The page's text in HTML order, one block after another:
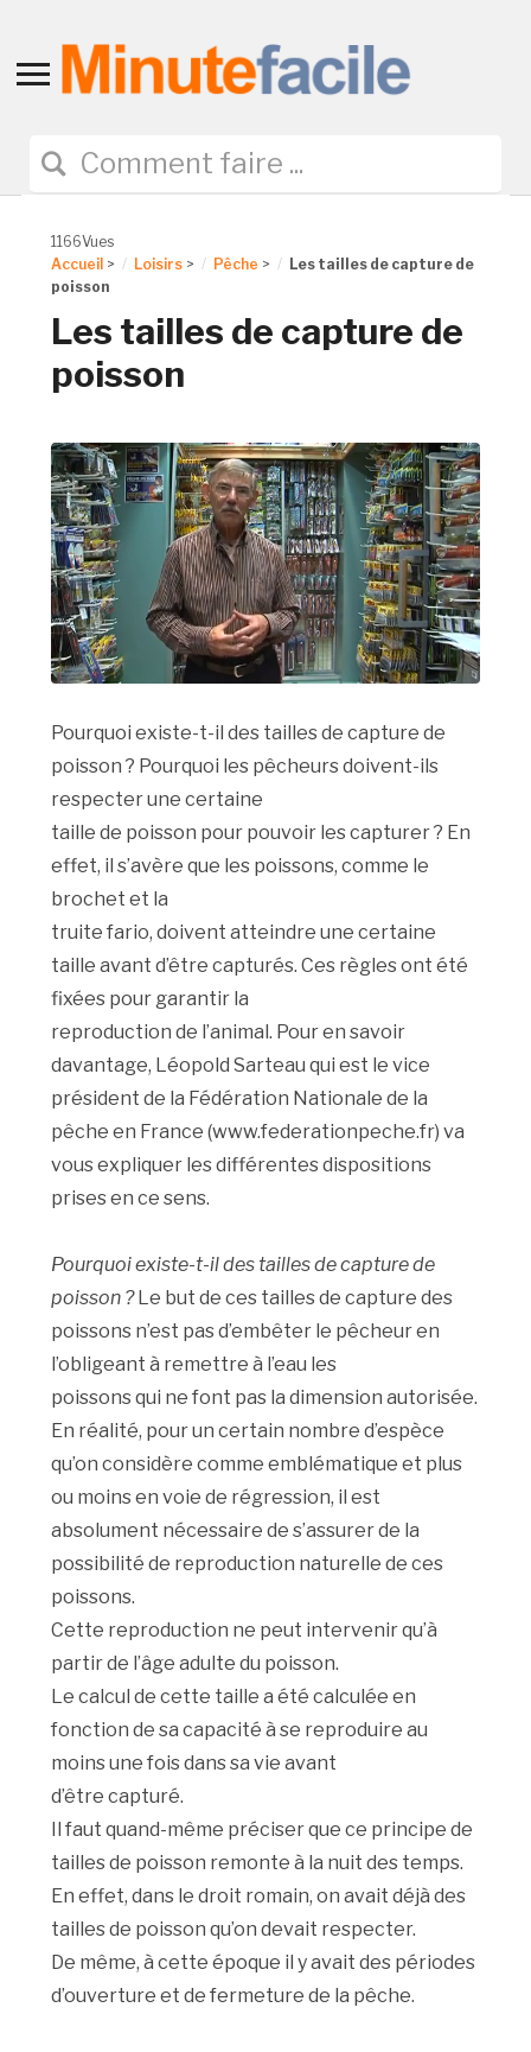
Toggle
navigation
1166Vues
Accueil > Loisirs > Pêche >
Les tailles de capture de
poisson
Les tailles de capture de
poisson
Pourquoi existe-t-il des tailles de capture de
poisson ? Pourquoi les pêcheurs doivent-ils
respecter une certaine
taille de poisson pour pouvoir les capturer ? En
effet, il s’avère que les poissons, comme le
brochet et la
truite fario, doivent atteindre une certaine
taille avant d’être capturés. Ces règles ont été
fixées pour garantir la
reproduction de l’animal. Pour en savoir
davantage, Léopold Sarteau qui est le vice
président de la Fédération Nationale de la
pêche en France (www.federationpeche.fr) va
vous expliquer les différentes dispositions
prises en ce sens.
Pourquoi existe-t-il des tailles de capture de
poisson ?Le but de ces tailles de capture des
poissons n’est pas d’embêter le pêcheur en
l’obligeant à remettre à l’eau les
poissons qui ne font pas la dimension autorisée.
En réalité, pour un certain nombre d’espèce
qu’on considère comme emblématique et plus
ou moins en voie de régression, il est
absolument nécessaire de s’assurer de la
possibilité de reproduction naturelle de ces
poissons.
Cette reproduction ne peut intervenir qu’à
partir de l’âge adulte du poisson.
Le calcul de cette taille a été calculée en
fonction de sa capacité à se reproduire au
moins une fois dans sa vie avant
d’être capturé.
Il faut quand-même préciser que ce principe de
tailles de poisson remonte à la nuit des temps.
En effet, dans le droit romain, on avait déjà des
tailles de poisson qu’on devait respecter.
De même, à cette époque il y avait des périodes
d’ouverture et de fermeture de la pêche.